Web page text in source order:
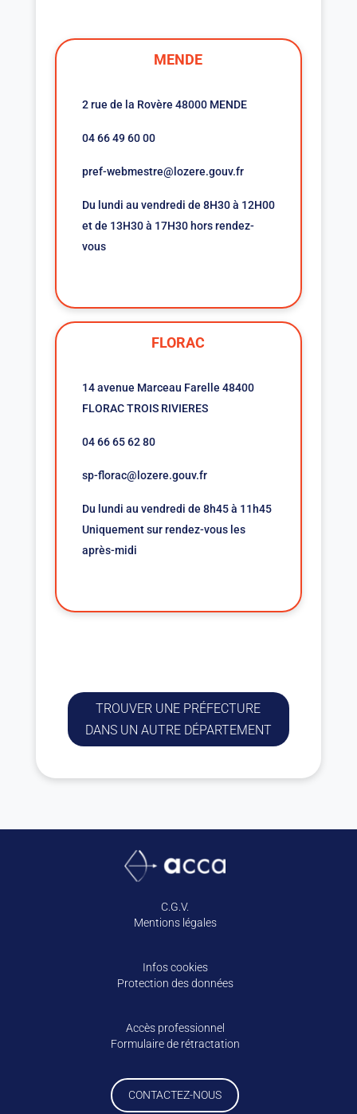
MENDE
2 rue de la Rovère 48000 MENDE
04 66 49 60 00
pref-webmestre@lozere.gouv.fr
Du lundi au vendredi de 8H30 à 12H00
et de 13H30 à 17H30 hors rendez-
vous
FLORAC
14 avenue Marceau Farelle 48400
FLORAC TROIS RIVIERES
04 66 65 62 80
sp-florac@lozere.gouv.fr
Du lundi au vendredi de 8h45 à 11h45
Uniquement sur rendez-vous les
après-midi
TROUVER UNE PRÉFECTURE
DANS UN AUTRE DÉPARTEMENT
C.G.V.
Mentions légales
Infos cookies
Protection des données
Accès professionnel
Formulaire de rétractation
CONTACTEZ-NOUS